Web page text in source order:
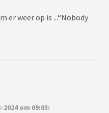
er weer op is ...“Nobody
om 09:03: